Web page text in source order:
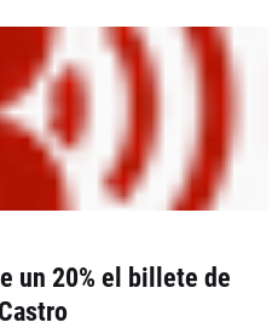
un 20% el billete de